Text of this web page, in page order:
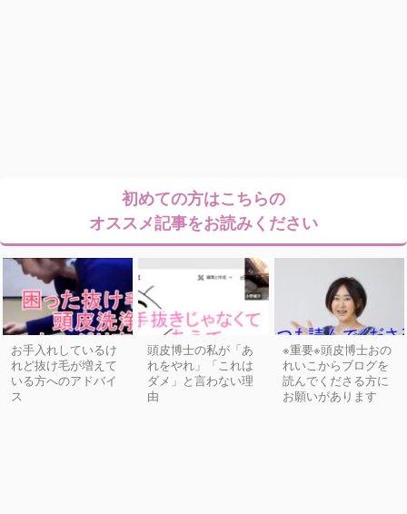
初めての方はこちらの
オススメ記事をお読みください
お手入れしているけ
れど抜け毛が増えて
いる方へのアドバイ
ス
頭皮博士の私が「あ
れをやれ」「これは
ダメ」と言わない理
由
※重要※頭皮博士おの
れいこからブログを
読んでくださる方に
お願いがあります